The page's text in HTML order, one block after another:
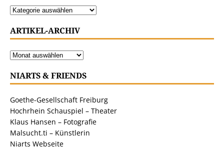
ARTIKEL-ARCHIV
NIARTS & FRIENDS
Goethe-Gesellschaft Freiburg
Hochrhein Schauspiel – Theater
Klaus Hansen – Fotografie
Malsucht.ti – Künstlerin
Niarts Webseite